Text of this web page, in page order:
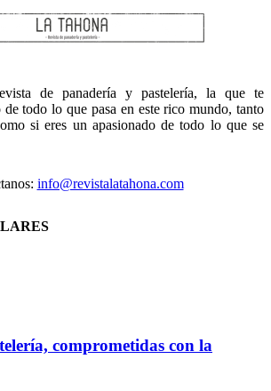
de panadería y pastelería, la que te
todo lo que pasa en este rico mundo, tanto
si eres un apasionado de todo lo que se
info@revistalatahona.com
comprometidas con la